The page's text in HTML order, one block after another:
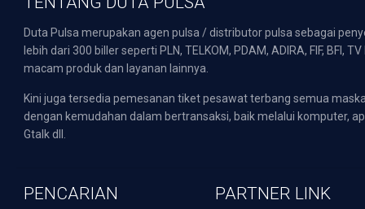
Duta Pulsa merupakan agen pulsa / distributor pulsa sebagai
lebih dari 300 biller seperti PLN, TELKOM, PDAM, ADIRA, FIF,
macam produk dan layanan lainnya.
Kini juga tersedia pemesanan tiket pesawat terbang semua
dengan kemudahan dalam bertransaksi, baik melalui komputer,
Gtalk dll.
PENCARIAN PARTNER LINK